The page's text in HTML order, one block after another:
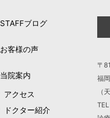
STAFFブログ
お客様の声
当院案内
アクセス
ドクター紹介
〒
福
（